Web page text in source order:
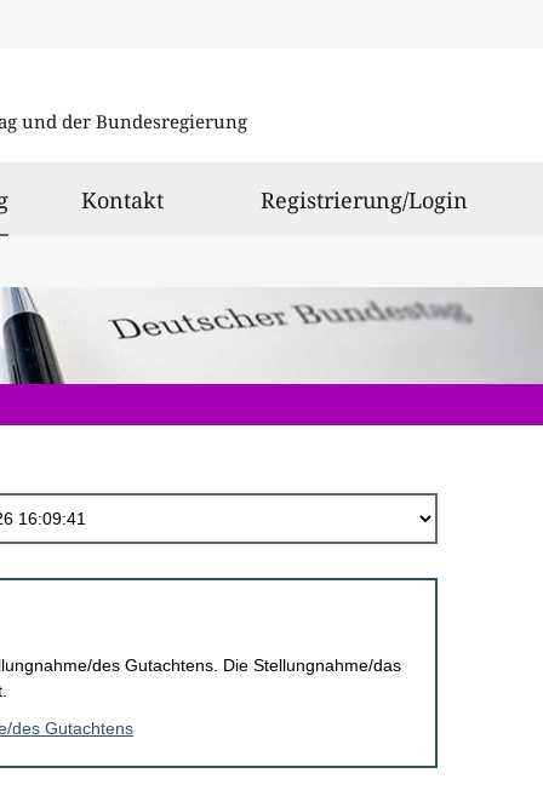
und der Bundesregierung
ausgewählt
Kontakt Registrierung/Login
des Gutachtens. Die Stellungnahme/das
des Gutachtens